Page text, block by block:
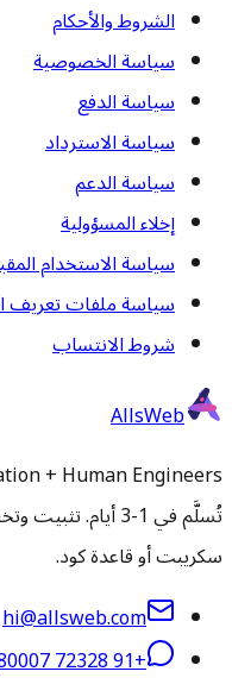
الشروط والأحكام
سياسة الخصوصية
سياسة الدفع
سياسة الاسترداد
سياسة الدعم
إخلاء المسؤولية
سياسة الاستخدام
سياسة ملفات تعريف
شروط الانتساب
AllsWeb
تُسلَّم في 1-3
سكريبت أو قاعدة كود.
hi@allsweb.com
+91 72328 80007